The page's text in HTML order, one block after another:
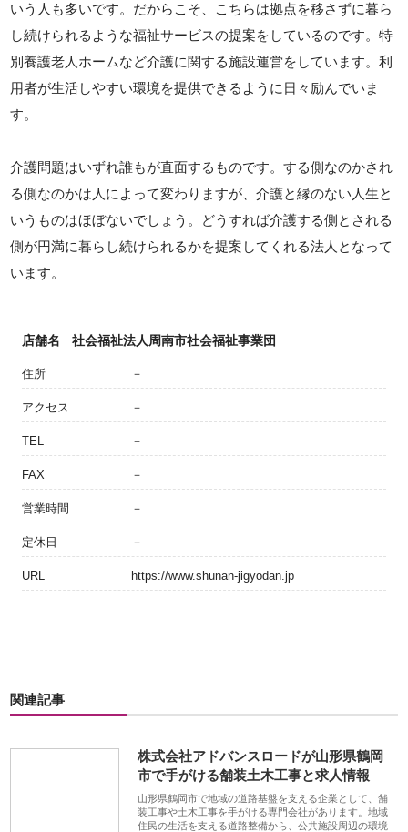
いう人も多いです。だからこそ、こちらは拠点を移さずに暮ら
し続けられるような福祉サービスの提案をしているのです。特
別養護老人ホームなど介護に関する施設運営をしています。利
用者が生活しやすい環境を提供できるように日々励んでいま
す。
介護問題はいずれ誰もが直面するものです。する側なのかされ
る側なのかは人によって変わりますが、介護と縁のない人生と
いうものはほぼないでしょう。どうすれば介護する側とされる
側が円満に暮らし続けられるかを提案してくれる法人となって
います。
店舗名 社会福祉法人周南市社会福祉事業団
住所 －
アクセス －
TEL －
FAX －
営業時間 －
定休日 －
URL https://www.shunan-jigyodan.jp
関連記事
株式会社アドバンスロードが山形県鶴岡
市で手がける舗装土木工事と求人情報
山形県鶴岡市で地域の道路基盤を支える企業として、舗
装工事や土木工事を手がける専門会社があります。地域
住民の生活を支える道路整備から、公共施設周辺の環境